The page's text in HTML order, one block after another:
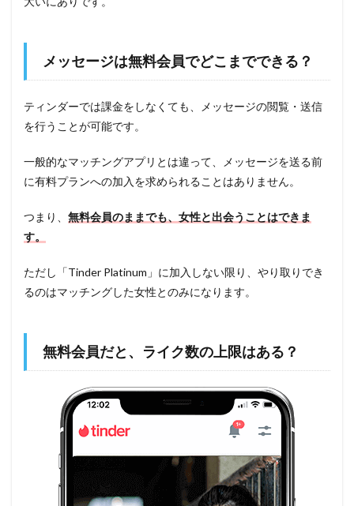
メッセージは無料会員でどこまでできる？
ティンダーでは課金をしなくても、メッセージの閲覧・送信
を行うことが可能です。
一般的なマッチングアプリとは違って、メッセージを送る前
に有料プランへの加入を求められることはありません。
つまり、 無料会員のままでも、女性と出会うことはできま
す。
ただし「Tinder Platinum」に加入しない限り、やり取りでき
るのはマッチングした女性とのみになります。
無料会員だと、ライク数の上限はある？